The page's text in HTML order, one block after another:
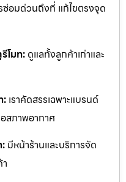
ซ่อมด่วนถึงที่ แก้ไขตรงจุด
โมท: ดูแลทั้งลูกค้าเก่าและ
: เราคัดสรรเฉพาะแบรนด์
สภาพอากาศ
: มีหน้าร้านและบริการจัด